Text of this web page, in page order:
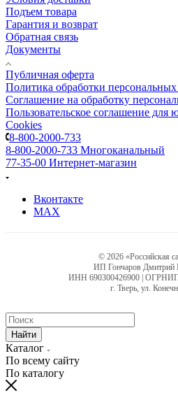
Подъем товара
Гарантия и возврат
Обратная связь
Документы
Публичная оферта
Политика обработки
Соглашение на обработку
Пользовательское соглашение для
Cookies
8-800-2000-733
8-800-2000-733 Многоканальный
77-35-00 Интернет-магазин
Вконтакте
MAX
© 2026 «Российская
ИП Гончаров Дмитрий
ИНН 690300426900 | ОГРНИП
г. Тверь, ул.
Найти
Каталог
По всему сайту
По каталогу